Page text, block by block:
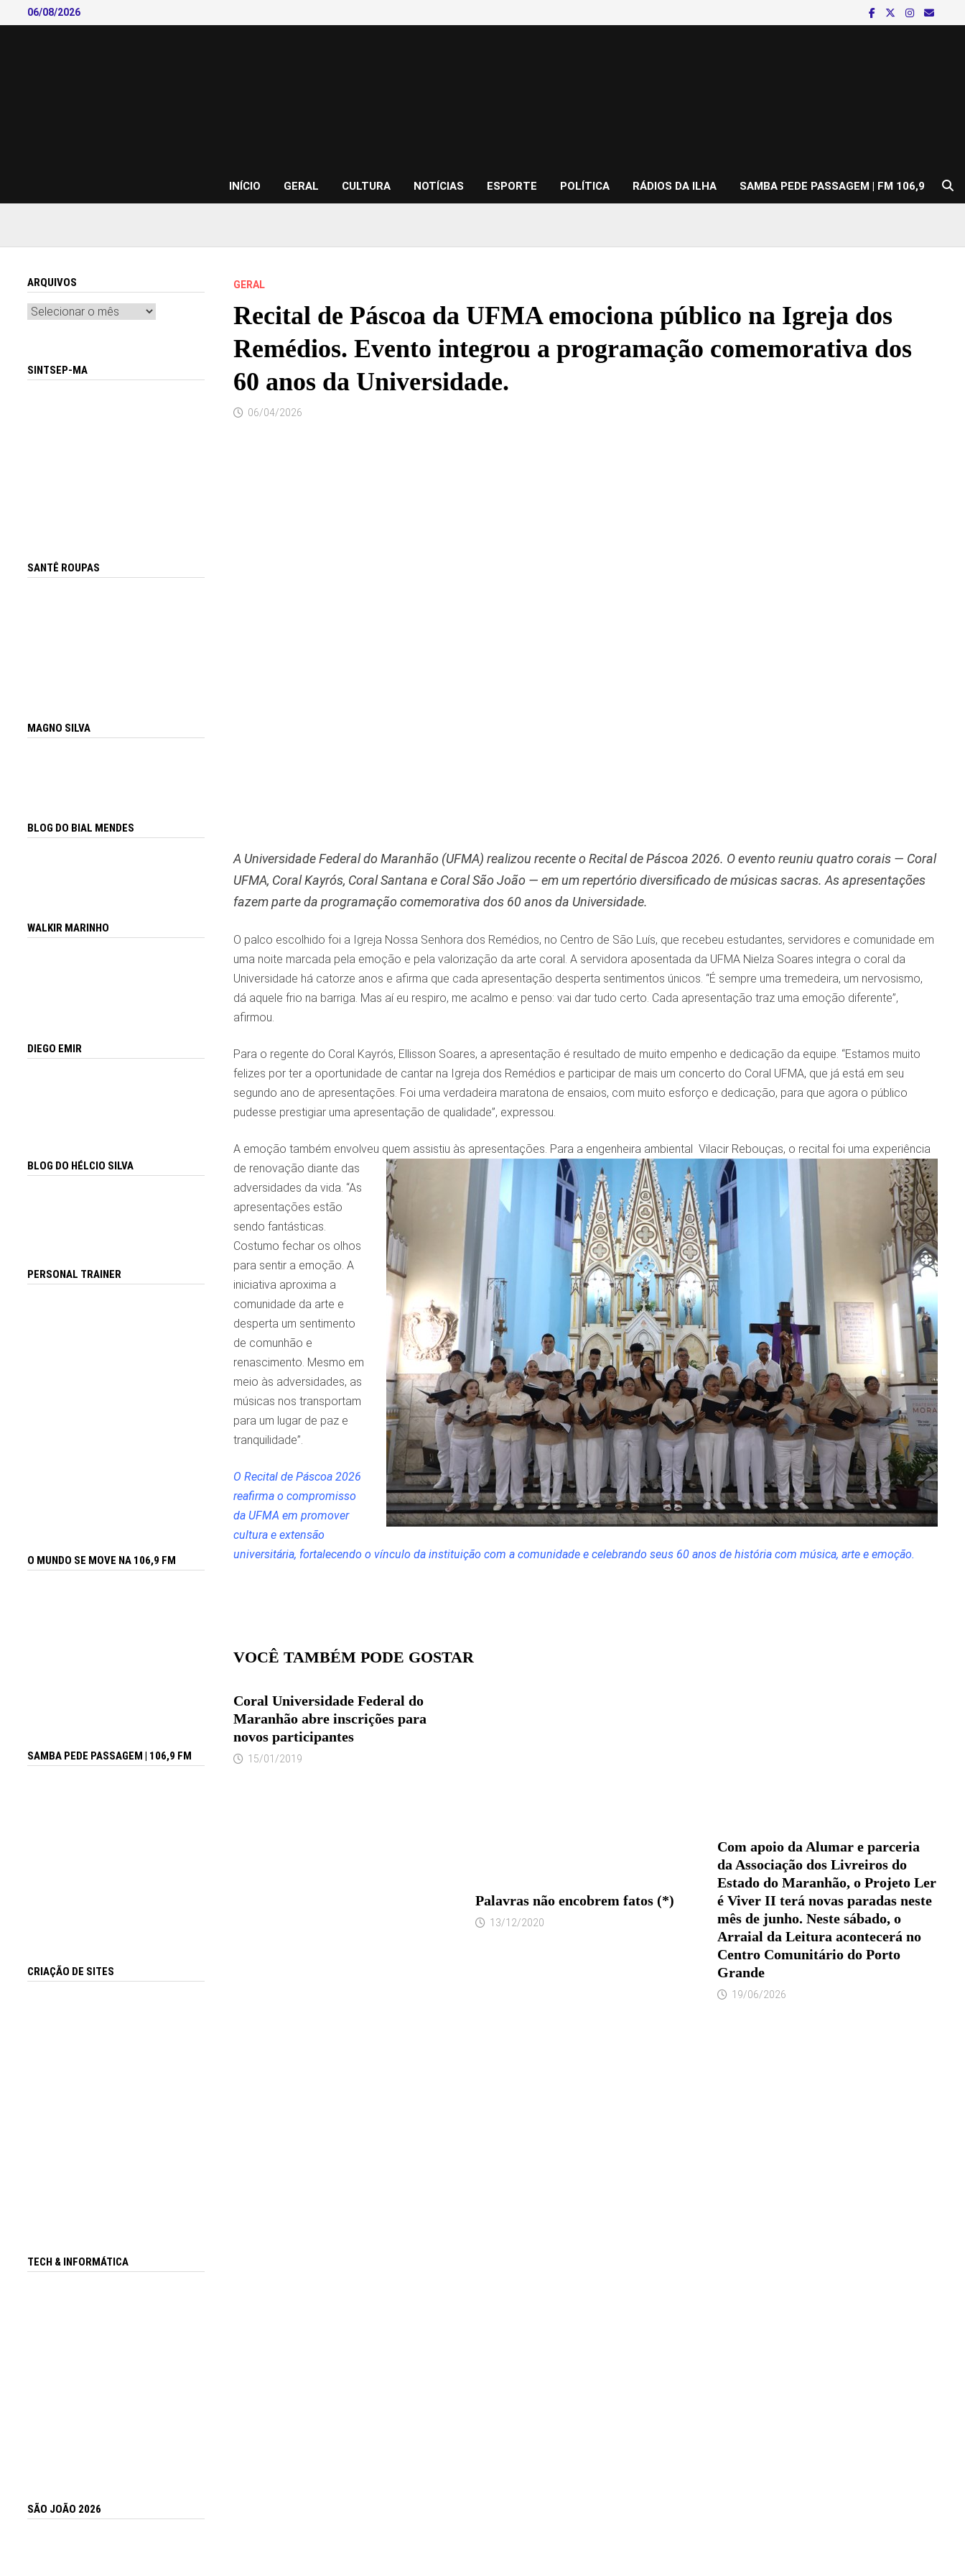
to
06/08/2026
INÍCIO GERAL CULTURA NOTÍCIAS ESPORTE POLÍTICA RÁDIOS DA ILHA SAMBA PEDE PASSAGEM | FM 106,9
GERAL
Recital de Páscoa da UFMA emociona público na Igreja dos
Remédios. Evento integrou a programação comemorativa dos
60 anos da Universidade.
06/04/2026
A Universidade Federal do Maranhão (UFMA) realizou recente o Recital de Páscoa 2026. O evento reuniu quatro corais — Coral
UFMA, Coral Kayrós, Coral Santana e Coral São João — em um repertório diversificado de músicas sacras. As apresentações
fazem parte da programação comemorativa dos 60 anos da Universidade.
O palco escolhido foi a Igreja Nossa Senhora dos Remédios, no Centro de São Luís, que recebeu estudantes, servidores e comunidade em
uma noite marcada pela emoção e pela valorização da arte coral. A servidora aposentada da UFMA Nielza Soares integra o coral da
Universidade há catorze anos e afirma que cada apresentação desperta sentimentos únicos. “É sempre uma tremedeira, um nervosismo,
dá aquele frio na barriga. Mas aí eu respiro, me acalmo e penso: vai dar tudo certo. Cada apresentação traz uma emoção diferente”,
afirmou.
Para o regente do Coral Kayrós, Ellisson Soares, a apresentação é resultado de muito empenho e dedicação da equipe. “Estamos muito
felizes por ter a oportunidade de cantar na Igreja dos Remédios e participar de mais um concerto do Coral UFMA, que já está em seu
segundo ano de apresentações. Foi uma verdadeira maratona de ensaios, com muito esforço e dedicação, para que agora o público
pudesse prestigiar uma apresentação de qualidade”, expressou.
A emoção também envolveu quem assistiu às apresentações. Para a engenheira ambiental Vilacir Rebouças, o recital foi uma experiência
de renovação diante das
adversidades da vida. “As
apresentações estão
sendo fantásticas.
Costumo fechar os olhos
para sentir a emoção. A
iniciativa aproxima a
comunidade da arte e
desperta um sentimento
de comunhão e
renascimento. Mesmo em
meio às adversidades, as
músicas nos transportam
para um lugar de paz e
tranquilidade”.
O Recital de Páscoa 2026
reafirma o compromisso
da UFMA em promover
cultura e extensão
universitária, fortalecendo o vínculo da instituição com a comunidade e celebrando seus 60 anos de história com música, arte e emoção.
VOCÊ TAMBÉM PODE GOSTAR
Coral Universidade Federal do
Maranhão abre inscrições para
novos participantes
15/01/2019
Palavras não encobrem fatos (*)
13/12/2020
Com apoio da Alumar e parceria
da Associação dos Livreiros do
Estado do Maranhão, o Projeto Ler
é Viver II terá novas paradas neste
mês de junho. Neste sábado, o
Arraial da Leitura acontecerá no
Centro Comunitário do Porto
Grande
19/06/2026
ARQUIVOS
Arquivos
SINTSEP-MA
SANTÊ ROUPAS
MAGNO SILVA
BLOG DO BIAL MENDES
WALKIR MARINHO
DIEGO EMIR
BLOG DO HÉLCIO SILVA
PERSONAL TRAINER
O MUNDO SE MOVE NA 106,9 FM
SAMBA PEDE PASSAGEM | 106,9 FM
CRIAÇÃO DE SITES
TECH & INFORMÁTICA
SÃO JOÃO 2026